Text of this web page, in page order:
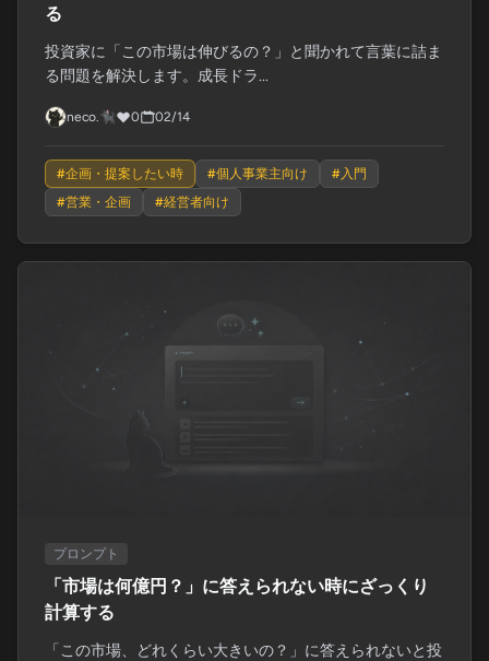
る
投資家に「この市場は伸びるの？」と聞かれて言葉に詰ま
る問題を解決します。成長ドラ...
neco.🐈‍⬛ 0 02/14
#企画・提案したい時 #個人事業主向け #入門
#営業・企画 #経営者向け
プロンプト
「市場は何億円？」に答えられない時にざっくり
計算する
「この市場、どれくらい大きいの？」に答えられないと投